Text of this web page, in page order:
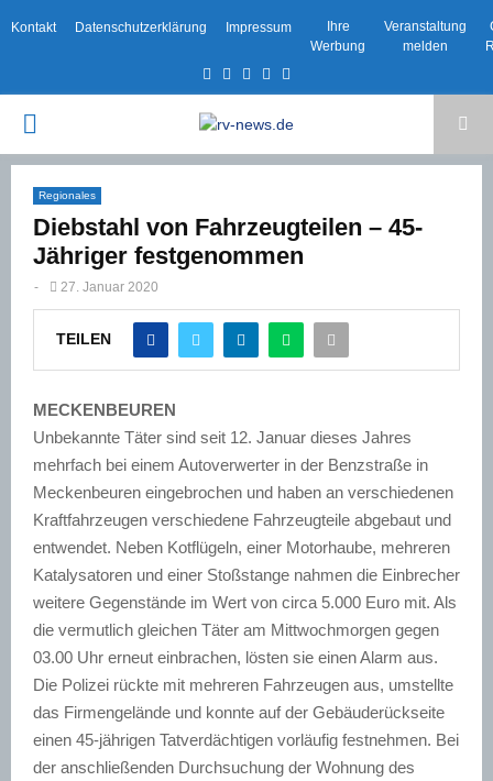
Kontakt Datenschutzerklärung Impressum
Ihre
Werbung
Veranstaltung
melden
Facebook
TwitterInstagram
Email
PRIMARY
MENU
Regionales
Diebstahl von Fahrzeugteilen – 45-
Jähriger festgenommen
- 27. Januar 2020
TEILEN
MECKENBEUREN
Unbekannte Täter sind seit 12. Januar dieses Jahres
mehrfach bei einem Autoverwerter in der Benzstraße in
Meckenbeuren eingebrochen und haben an verschiedenen
Kraftfahrzeugen verschiedene Fahrzeugteile abgebaut und
entwendet. Neben Kotflügeln, einer Motorhaube, mehreren
Katalysatoren und einer Stoßstange nahmen die Einbrecher
weitere Gegenstände im Wert von circa 5.000 Euro mit. Als
die vermutlich gleichen Täter am Mittwochmorgen gegen
03.00 Uhr erneut einbrachen, lösten sie einen Alarm aus.
Die Polizei rückte mit mehreren Fahrzeugen aus, umstellte
das Firmengelände und konnte auf der Gebäuderückseite
einen 45-jährigen Tatverdächtigen vorläufig festnehmen. Bei
der anschließenden Durchsuchung der Wohnung des